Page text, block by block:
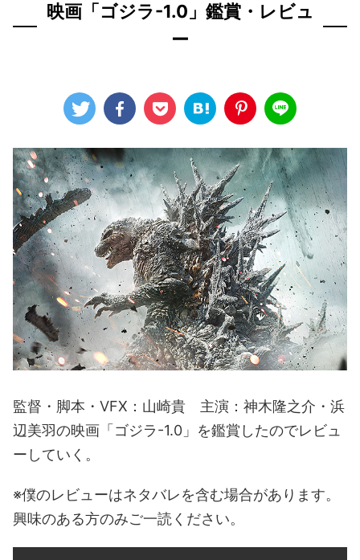
映画「ゴジラ-1.0」鑑賞・レビュ
ー
監督・脚本・VFX：山崎貴 主演：神木隆之介・浜
辺美羽の映画「ゴジラ-1.0」を鑑賞したのでレビュ
ーしていく。
※僕のレビューはネタバレを含む場合があります。
興味のある方のみご一読ください。